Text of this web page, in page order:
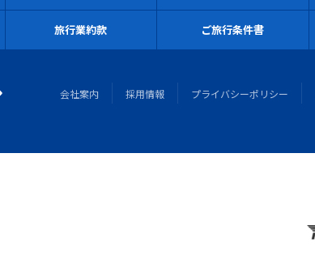
旅行業約款 ご旅行条件書
会社案内 採用情報 プライバシーポリシー